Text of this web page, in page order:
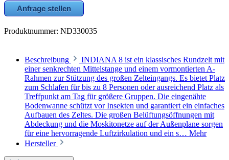
Anfrage stellen
Produktnummer: ND330035
Beschreibung
INDIANA 8 ist ein klassisches Rundzelt mit
einer senkrechten Mittelstange und einem vormontierten A-
Rahmen zur Stützung des großen Zelteingangs. Es bietet Platz
zum Schlafen für bis zu 8 Personen oder ausreichend Platz als
Treffpunkt am Tag für größere Gruppen. Die eingenähte
Bodenwanne schützt vor Insekten und garantiert ein einfaches
Aufbauen des Zeltes. Die großen Belüftungsöffnungen mit
Abdeckung und die Moskitonetze auf der Außenplane sorgen
für eine hervorragende Luftzirkulation und ein s… Mehr
Hersteller